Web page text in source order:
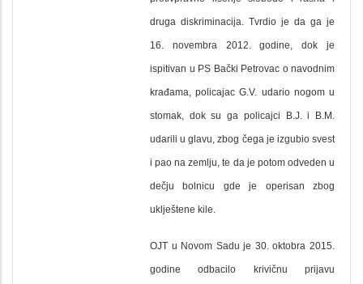
druga diskriminacija. Tvrdio je da ga je
16. novembra 2012. godine, dok je
ispitivan u PS Bački Petrovac o navodnim
krađama, policajac G.V. udario nogom u
stomak, dok su ga policajci B.J. i B.M.
udarili u glavu, zbog čega je izgubio svest
i pao na zemlju, te da je potom odveden u
dečju bolnicu gde je operisan zbog
uklještene kile.
OJT u Novom Sadu je 30. oktobra 2015.
godine odbacilo krivičnu prijavu